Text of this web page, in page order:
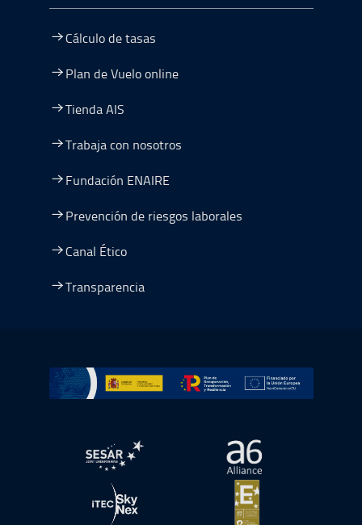
Cálculo de tasas
Plan de Vuelo online
Tienda AIS
Trabaja con nosotros
Fundación ENAIRE
Prevención de riesgos laborales
Canal Ético
Transparencia
Ir a Plan de Recuperación, Transformación y
abre en ventana nueva abre en ventana